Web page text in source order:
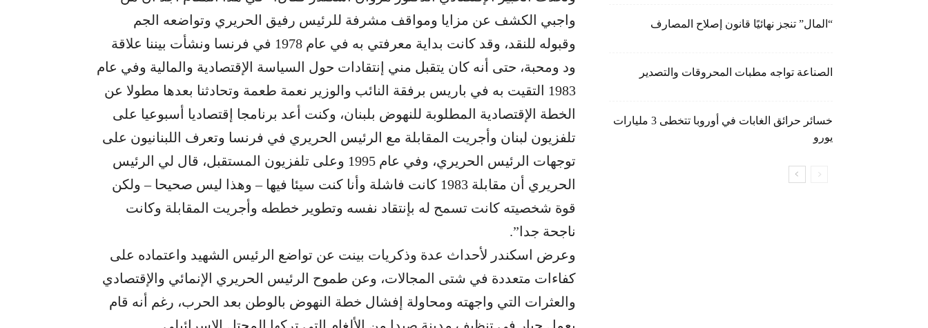
واجبي الكشف عن مزايا ومواقف مشرفة للرئيس رفيق الحريري وتواضعه الجم
وقبوله للنقد، وقد كانت بداية معرفتي به في عام 1978 في فرنسا ونشأت بيننا علاقة
ود ومحبة، حتى أنه كان يتقبل مني إنتقادات حول السياسة الإقتصادية والمالية وفي عام
1983 التقيت به في باريس برفقة النائب والوزير نعمة طعمة وتحادثنا بعدها مطولا عن
الخطة الإقتصادية المطلوبة للنهوض بلبنان، وكنت أعد برنامجا إقتصاديا أسبوعيا على
تلفزيون لبنان وأجريت المقابلة مع الرئيس الحريري في فرنسا وتعرف اللبنانيون على
توجهات الرئيس الحريري، وفي عام 1995 وعلى تلفزيون المستقبل، قال لي الرئيس
الحريري أن مقابلة 1983 كانت فاشلة وأنا كنت سيئا فيها – وهذا ليس صحيحا – ولكن
قوة شخصيته كانت تسمح له بإنتقاد نفسه وتطوير خططه وأجريت المقابلة وكانت
ناجحة جدا”.
وعرض اسكندر لأحداث عدة وذكريات بينت عن تواضع الرئيس الشهيد واعتماده على
كفاءات متعددة في شتى المجالات، وعن طموح الرئيس الحريري الإنمائي والإقتصادي
والعثرات التي واجهته ومحاولة إفشال خطة النهوض بالوطن بعد الحرب، رغم أنه قام
“المال” تنجز نهائيًا قانون إصلاح المصارف
الصناعة تواجه مطبات المحروقات والتصدير
خسائر حرائق الغابات في أوروبا تتخطى 3 مليارات
يورو